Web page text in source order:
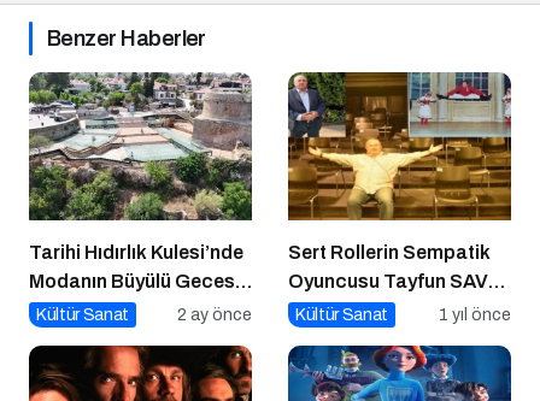
Benzer Haberler
Tarihi Hıdırlık Kulesi’nde
Modanın Büyülü Gecesi:
Cihan Nacar Defilesi
Kültür Sanat 2 ay önce
Sert Rollerin Sempatik
Oyuncusu Tayfun SAV
ile Söyleşi
Kültür Sanat 1 yıl önce